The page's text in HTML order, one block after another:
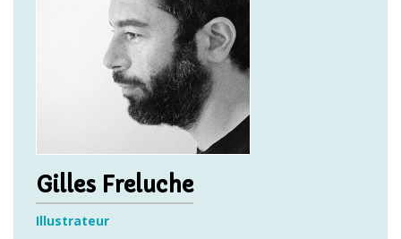
Gilles Freluche
Illustrateur